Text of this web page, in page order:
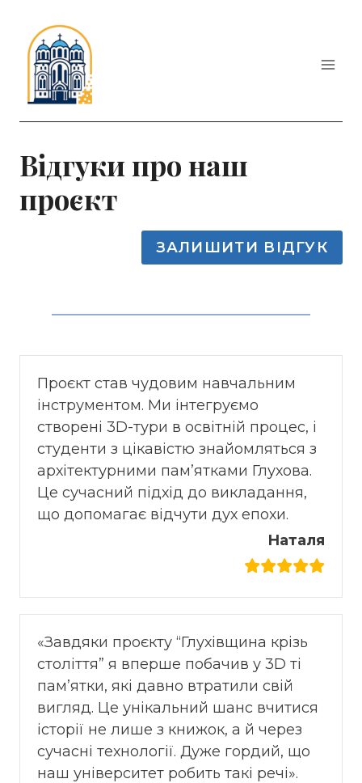
вмісту
Відгуки про наш
проєкт
ЗАЛИШИТИ ВІДГУК
Проєкт став чудовим навчальним
інструментом. Ми інтегруємо
створені 3D-тури в освітній процес, і
студенти з цікавістю знайомляться з
архітектурними пам’ятками Глухова.
Це сучасний підхід до викладання,
що допомагає відчути дух епохи.
Наталя
«Завдяки проєкту “Глухівщина крізь
століття” я вперше побачив у 3D ті
пам’ятки, які давно втратили свій
вигляд. Це унікальний шанс вчитися
історії не лише з книжок, а й через
сучасні технології. Дуже гордий, що
наш університет робить такі речі».